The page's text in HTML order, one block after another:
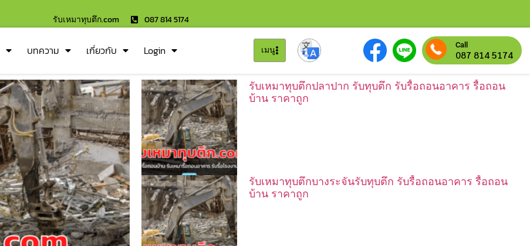
รับเหมาทุบตึก.com 087 814 5174
บทความ เกี่ยวกับ Login เมนู Call
087 814 5174
รับเหมาทุบตึกปลาปาก รับทุบตึก รับรื้อถอนอาคาร รื้อถอน
บ้าน ราคาถูก
รับเหมาทุบตึกบางระจันรับทุบตึก รับรื้อถอนอาคาร รื้อถอน
บ้าน ราคาถูก